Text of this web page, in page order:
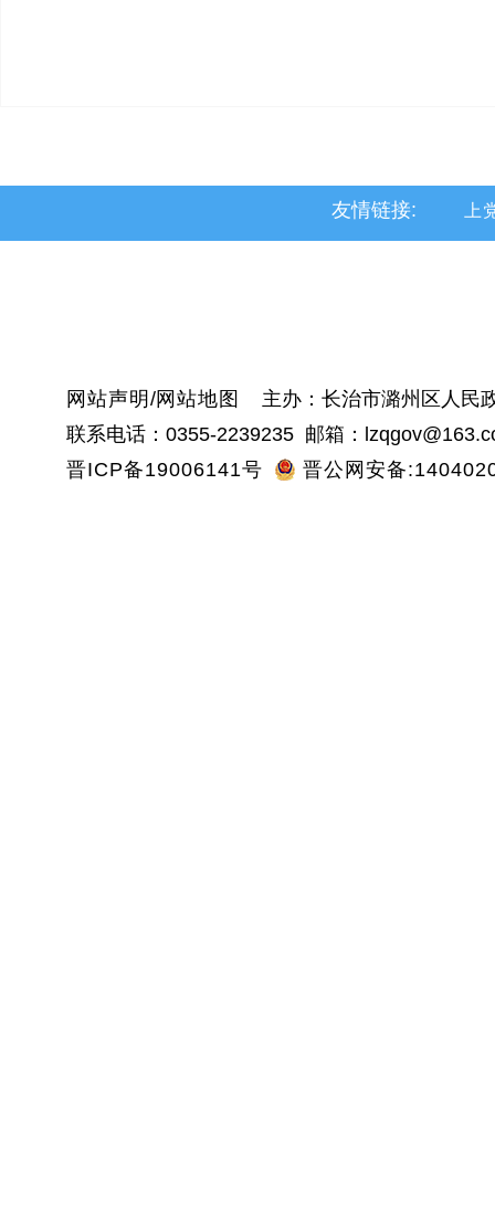
友情链接: 上
网站声明 /网站地图
主办：长治市潞州区人民
联系电话：0355-2239235 邮箱：
晋ICP备19006141号
晋公网安备